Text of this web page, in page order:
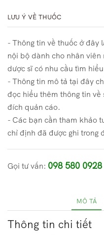
cơ
tảo
biển
đỏ
số
lượng
LƯU Ý VỀ THUỐC
- Thông tin về thuốc ở đây
nội bộ dành cho nhân
dược sĩ có nhu cầu tìm
- Thông tin mô tả tại đây
đọc hiểu thêm thông tin
đích quản cáo.
- Các bạn cần tham khảo
chỉ định đã được ghi trong
Gọi tư vấn: 098 580 0928
MÔ TẢ
Thông tin chi tiết